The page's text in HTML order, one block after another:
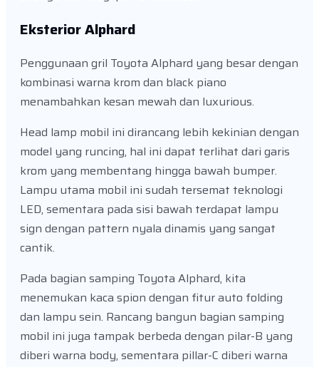
Eksterior Alphard
Penggunaan gril Toyota Alphard yang besar dengan
kombinasi warna krom dan black piano
menambahkan kesan mewah dan luxurious.
Head lamp mobil ini dirancang lebih kekinian dengan
model yang runcing, hal ini dapat terlihat dari garis
krom yang membentang hingga bawah bumper.
Lampu utama mobil ini sudah tersemat teknologi
LED, sementara pada sisi bawah terdapat lampu
sign dengan pattern nyala dinamis yang sangat
cantik.
Pada bagian samping Toyota Alphard, kita
menemukan kaca spion dengan fitur auto folding
dan lampu sein. Rancang bangun bagian samping
mobil ini juga tampak berbeda dengan pilar-B yang
diberi warna body, sementara pillar-C diberi warna